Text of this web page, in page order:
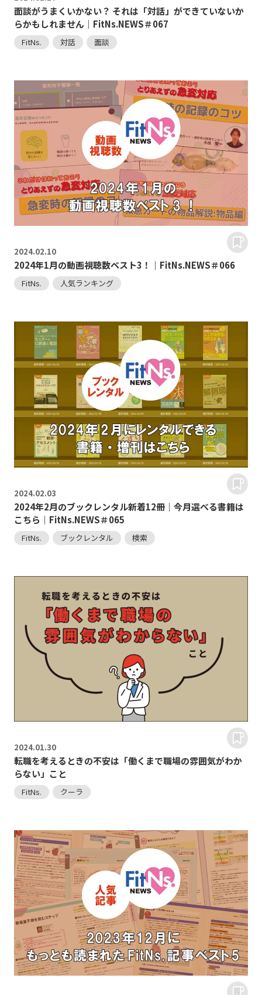
面談がうまくいかない？ それは「対話」ができていないか
らかもしれません｜FitNs.NEWS＃067
FitNs. 対話 面談
2024.02.10
2024年1月の動画視聴数ベスト3！｜FitNs.NEWS＃066
FitNs. 人気ランキング
2024.02.03
2024年2月のブックレンタル新着12冊｜今月選べる書籍は
こちら｜FitNs.NEWS＃065
FitNs. ブックレンタル 検索
2024.01.30
転職を考えるときの不安は「働くまで職場の雰囲気がわか
らない」こと
FitNs. クーラ